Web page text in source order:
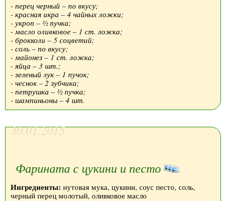
- перец черный – по вкусу;
- красная икра – 4 чайных ложки;
- укроп – ½ пучка;
- масло оливковое – 1 ст. ложка;
- брокколи – 5 соцветий;
- соль – по вкусу;
- майонез – 1 ст. ложка;
- яйца – 3 шт.;
- зеленый лук – 1 пучок;
- чеснок – 2 зубчика;
- петрушка – ½ пучка;
- шампиньоны – 4 шт.
30.01.2015
Фарината с цукини и песто
Ингредиенты: нутовая мука, цукини, соус песто, соль,
черный перец молотый, оливковое масло